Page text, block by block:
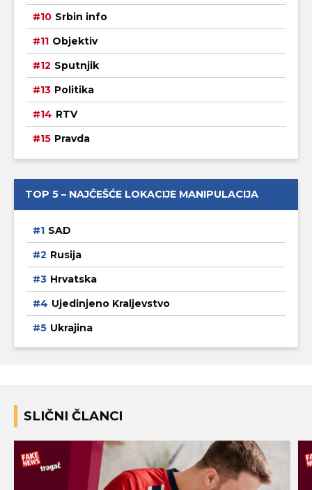
Srbin info
Objektiv
Sputnjik
Politika
RTV
Pravda
TOP 5 – NAJČEŠĆE LOKACIJE MANIPULACIJA
SAD
Rusija
Hrvatska
Ujedinjeno Kraljevstvo
Ukrajina
SLIČNI ČLANCI